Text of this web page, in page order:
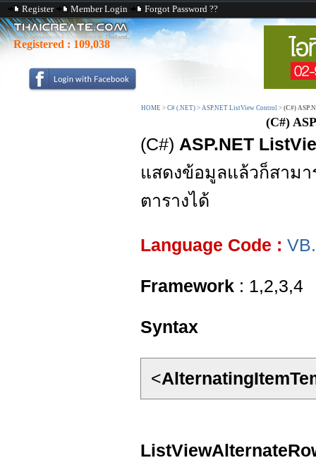
Register Member Login Forgot Password ??
Registered : 109,038
HOME > C# (.NET) > ASP.NET ListView Control > (C#)
(C#)
(C#) ASP.NET
แสดงข้อมูลแล้วก็สาม
ตารางได้
Language Code :
Framework : 1,2,3,4
Syntax
<